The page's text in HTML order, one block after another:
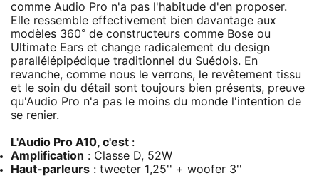
comme Audio Pro n'a pas l'habitude d'en proposer.
Elle ressemble effectivement bien davantage aux
modèles 360° de constructeurs comme Bose ou
Ultimate Ears et change radicalement du design
parallélépipédique traditionnel du Suédois. En
revanche, comme nous le verrons, le revêtement tissu
et le soin du détail sont toujours bien présents, preuve
qu'Audio Pro n'a pas le moins du monde l'intention de
se renier.
L'Audio Pro A10, c'est :
Amplification : Classe D, 52W
Haut-parleurs : tweeter 1,25'' + woofer 3''